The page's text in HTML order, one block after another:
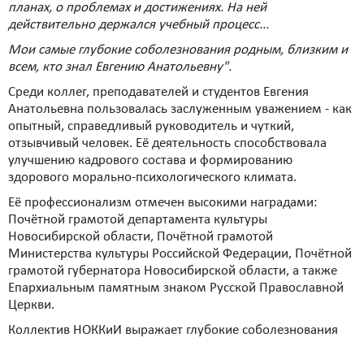
планах, о проблемах и достижениях. На ней
действительно держался учебный процесс...
Мои самые глубокие соболезнования родным, близким и
всем, кто знал Евгению Анатольевну".
Среди коллег, преподавателей и студентов Евгения
Анатольевна пользовалась заслуженным уважением - как
опытный, справедливый руководитель и чуткий,
отзывчивый человек. Её деятельность способствовала
улучшению кадрового состава и формированию
здорового морально-психологического климата.
Её профессионализм отмечен высокими наградами:
Почётной грамотой департамента культуры
Новосибирской области, Почётной грамотой
Министерства культуры Российской Федерации, Почётной
грамотой губернатора Новосибирской области, а также
Епархиальным памятным знаком Русской Православной
Церкви.
Коллектив НОККиИ выражает глубокие соболезнования